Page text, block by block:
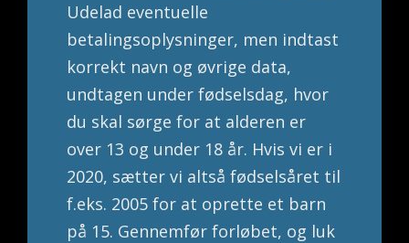
Udelad eventuelle
betalingsoplysninger, men indtast
korrekt navn og øvrige data,
undtagen under fødselsdag, hvor
du skal sørge for at alderen er
over 13 og under 18 år. Hvis vi er i
2020, sætter vi altså fødselsåret til
f.eks. 2005 for at oprette et barn
på 15. Gennemfør forløbet, og luk